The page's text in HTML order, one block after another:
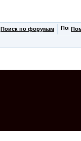
Поиск по форумам